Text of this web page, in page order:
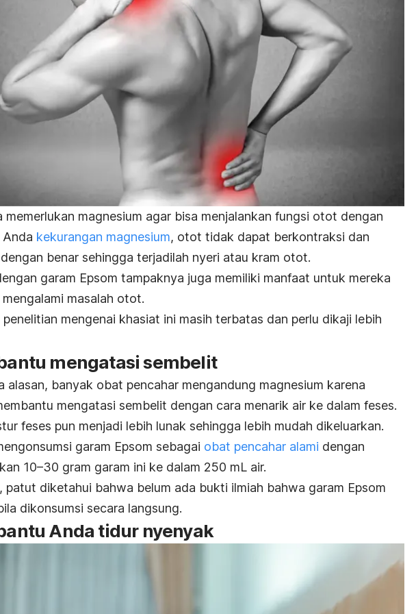
memerlukan magnesium agar bisa menjalankan fungsi otot dengan
Anda kekurangan magnesium, otot tidak dapat berkontraksi dan
benar sehingga terjadilah nyeri atau kram otot.
garam Epsom tampaknya juga memiliki manfaat untuk mereka
masalah otot.
penelitian mengenai khasiat ini masih terbatas dan perlu dikaji lebih
mengatasi sembelit
alasan, banyak obat pencahar mengandung magnesium karena
mengatasi sembelit dengan cara menarik air ke dalam feses.
feses pun menjadi lebih lunak sehingga lebih mudah dikeluarkan.
garam Epsom sebagai obat pencahar alami dengan
10–30 gram garam ini ke dalam 250 mL air.
patut diketahui bahwa belum ada bukti ilmiah bahwa garam Epsom
dikonsumsi secara langsung.
Anda tidur nyenyak